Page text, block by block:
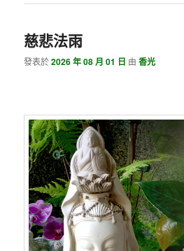
慈悲法雨
發表於2026 年 08 月 01 日 由香光